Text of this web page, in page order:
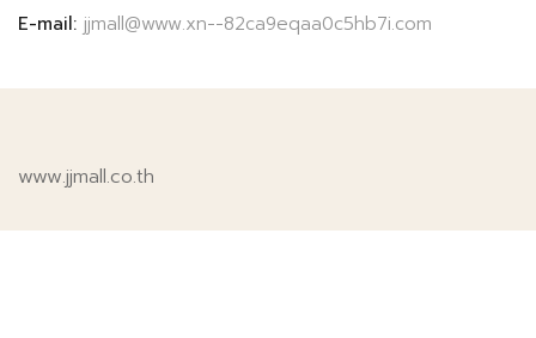
E-mail: jjmall@www.xn--82ca9eqaa0c5hb7i.com
www.jjmall.co.th